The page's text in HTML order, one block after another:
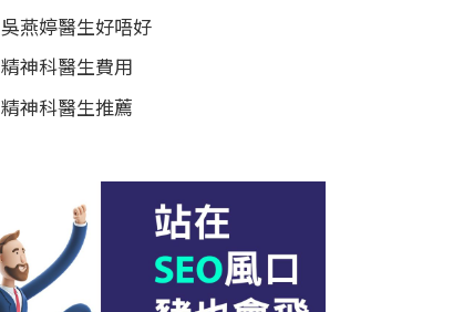
吳燕婷醫生好唔好
精神科醫生費用
精神科醫生推薦